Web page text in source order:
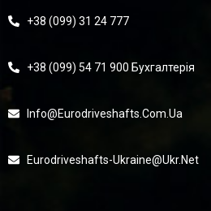
+38 (099) 31 24 777
+38 (099) 54 71 900 Бухгалтерія
Info@eurodriveshafts.com.ua
Eurodriveshafts-Ukraine@ukr.net